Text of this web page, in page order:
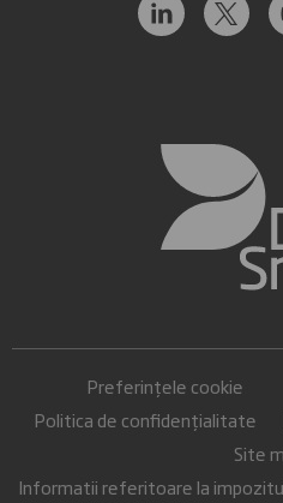
Preferințele cookie
Politica de confidențialitate
Site
Informatii referitoare la